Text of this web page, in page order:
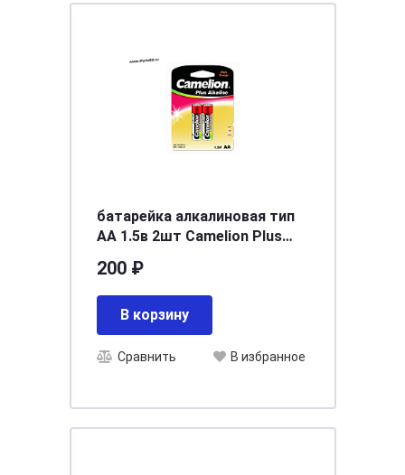
батарейка алкалиновая тип
АА 1.5в 2шт Camelion Plus
200 ₽
В корзину
Сравнить В избранное